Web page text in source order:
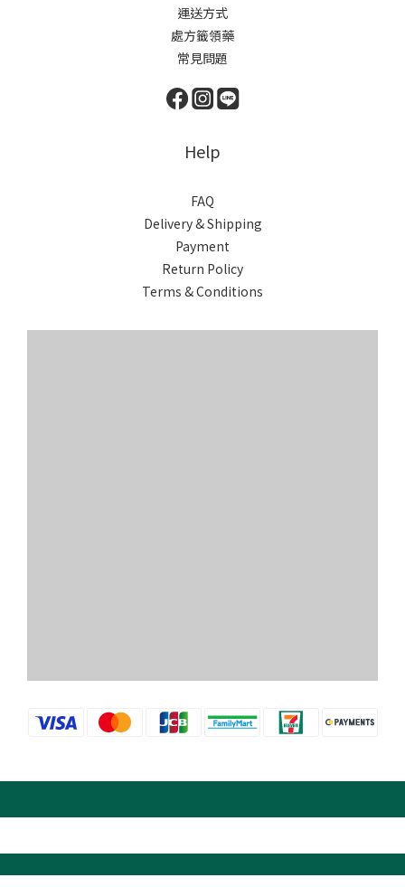
運送方式
處方籤領藥
常見問題
Help
FAQ
Delivery & Shipping
Payment
Return Policy
Terms & Conditions